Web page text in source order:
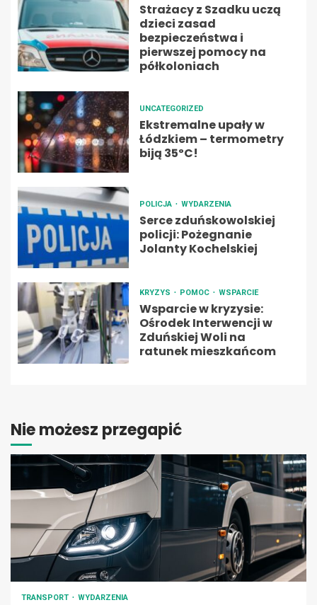
Strażacy z Szadku uczą
dzieci zasad
bezpieczeństwa i
pierwszej pomocy na
półkoloniach
UNCATEGORIZED
Ekstremalne upały w
Łódzkiem – termometry
biją 35ºC!
POLICJA WYDARZENIA
Serce zduńskowolskiej
policji: Pożegnanie
Jolanty Kochelskiej
KRYZYS POMOC WSPARCIE
Wsparcie w kryzysie:
Ośrodek Interwencji w
Zduńskiej Woli na
ratunek mieszkańcom
Nie możesz przegapić
TRANSPORT WYDARZENIA